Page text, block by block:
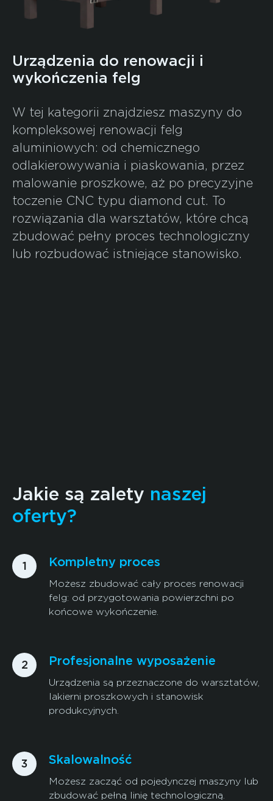
Urządzenia do renowacji i
wykończenia felg
W tej kategorii znajdziesz maszyny do
kompleksowej renowacji felg
aluminiowych: od chemicznego
odlakierowywania i piaskowania, przez
malowanie proszkowe, aż po precyzyjne
toczenie CNC typu diamond cut. To
rozwiązania dla warsztatów, które chcą
zbudować pełny proces technologiczny
lub rozbudować istniejące stanowisko.
Jakie są zalety naszej
oferty?
Kompletny proces
Możesz zbudować cały proces renowacji
felg: od przygotowania powierzchni po
końcowe wykończenie.
Profesjonalne wyposażenie
Urządzenia są przeznaczone do warsztatów,
lakierni proszkowych i stanowisk
produkcyjnych.
Skalowalność
Możesz zacząć od pojedynczej maszyny lub
zbudować pełną linię technologiczną.